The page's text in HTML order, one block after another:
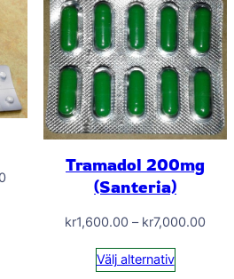
Prisintervall:
Tramadol 200mg
(Santeria)
kr1,600.00 – kr7,000.00
Välj alternativ